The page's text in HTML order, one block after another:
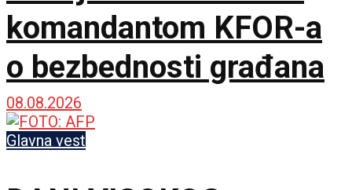
komandantom KFOR-a
o bezbednosti građana
08.08.2026
Glavna vest